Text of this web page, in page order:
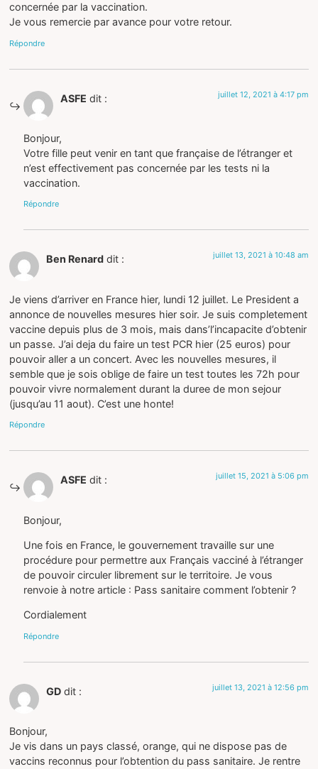
concernée par la vaccination.
Je vous remercie par avance pour votre retour.
Répondre
ASFE dit : juillet 12, 2021 à 4:17 pm
Bonjour,
Votre fille peut venir en tant que française de l’étranger et
n’est effectivement pas concernée par les tests ni la
vaccination.
Répondre
Ben Renard dit : juillet 13, 2021 à 10:48 am
Je viens d’arriver en France hier, lundi 12 juillet. Le President a
annonce de nouvelles mesures hier soir. Je suis completement
vaccine depuis plus de 3 mois, mais dans’l’incapacite d’obtenir
un passe. J’ai deja du faire un test PCR hier (25 euros) pour
pouvoir aller a un concert. Avec les nouvelles mesures, il
semble que je sois oblige de faire un test toutes les 72h pour
pouvoir vivre normalement durant la duree de mon sejour
(jusqu’au 11 aout). C’est une honte!
Répondre
ASFE dit : juillet 15, 2021 à 5:06 pm
Bonjour,
Une fois en France, le gouvernement travaille sur une
procédure pour permettre aux Français vacciné à l’étranger
de pouvoir circuler librement sur le territoire. Je vous
renvoie à notre article : Pass sanitaire comment l’obtenir ?
Cordialement
Répondre
GD dit : juillet 13, 2021 à 12:56 pm
Bonjour,
Je vis dans un pays classé, orange, qui ne dispose pas de
vaccins reconnus pour l’obtention du pass sanitaire. Je rentre